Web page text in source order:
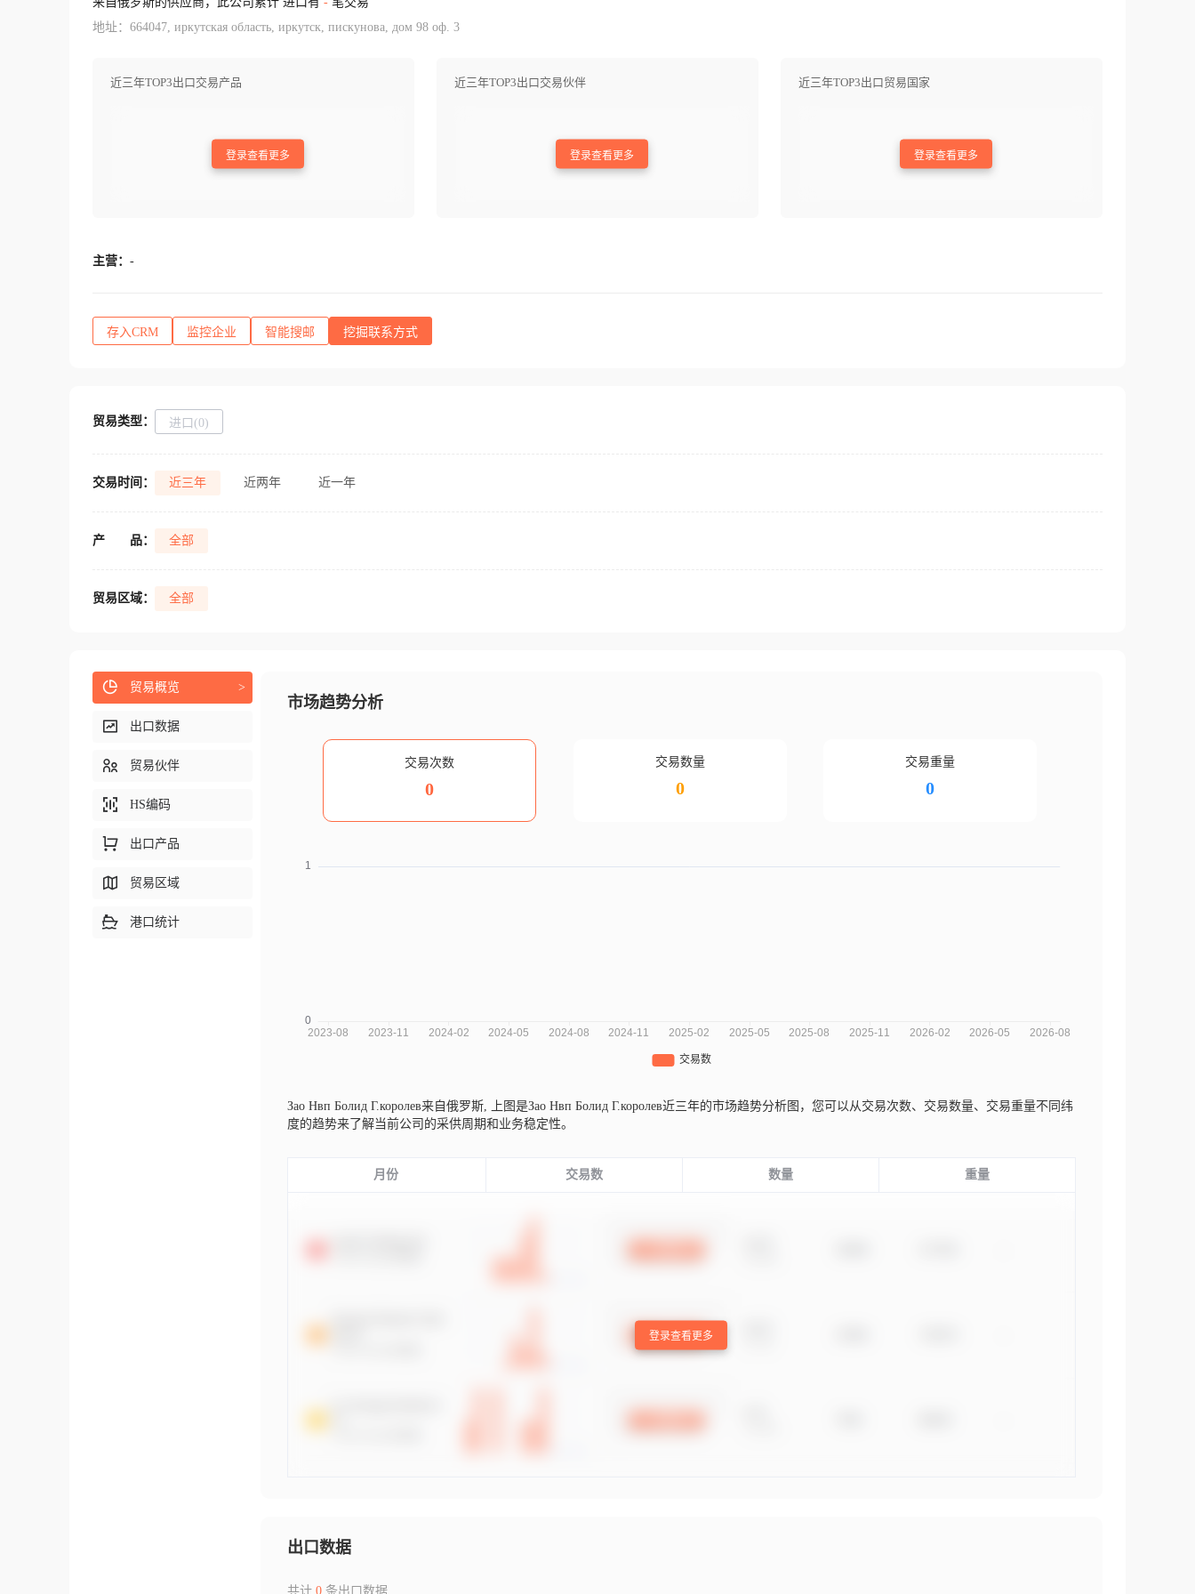
地址：664047, иркутская область, иркутск, пискунова, дом 98 оф. 3
近三年TOP3出口交易产品
登录查看更多
近三年TOP3出口交易伙伴
登录查看更多
近三年TOP3出口贸易国家
登录查看更多
主营： -
存入CRM 监控企业 智能搜邮 挖掘联系方式
贸易类型： 进口(0)
交易时间： 近三年 近两年 近一年
产 品： 全部
贸易区域： 全部
市场趋势分析
交易次数
0
交易数量
0
交易重量
0
Зао Нвп Болид Г.королев来自俄罗斯,
上图是Зао Нвп Болид Г.королев近三年的市场趋势分析图，您可以从交易次数、交易数量、交易重量不同纬
度的趋势来了解当前公司的采供周期和业务稳定性。
月份 交易数 数量 重量
登录查看更多
出口数据
共计 0条出口数据
贸易概览 >
出口数据
贸易伙伴
HS编码
出口产品
贸易区域
港口统计